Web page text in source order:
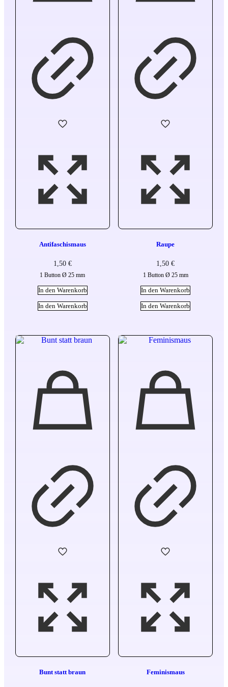
Antifaschismaus
1,50 €
1 Button Ø 25 mm
In den Warenkorb
In den Warenkorb
Raupe
1,50€
1 Button Ø 25 mm
In den Warenkorb
In den Warenkorb
Bunt statt braun Feminismaus